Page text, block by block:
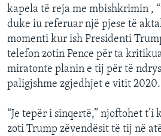
kapela të reja me mbishkrimin ,
duke iu referuar një pjese të
momenti kur ish Presidenti
telefon zotin Pence për ta
miratonte planin e tij për të
paligjshme zgjedhjet e vitit 2020.
“Je tepër i sinqertë,” njoftohet
zoti Trump zëvendësit të tij në